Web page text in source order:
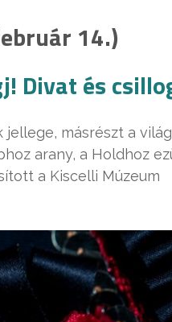
14.)
Divat és
másrészt a
arany, a Holdhoz
a Kiscelli Múzeum